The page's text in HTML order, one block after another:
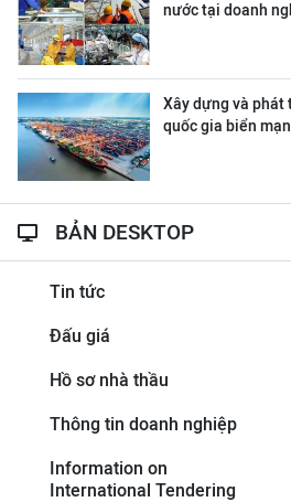
nước tại doanh
Xây dựng và phát
quốc gia biển
BẢN DESKTOP
Tin tức
Đấu giá
Hồ sơ nhà thầu
Thông tin doanh nghiệp
Information on
International Tendering